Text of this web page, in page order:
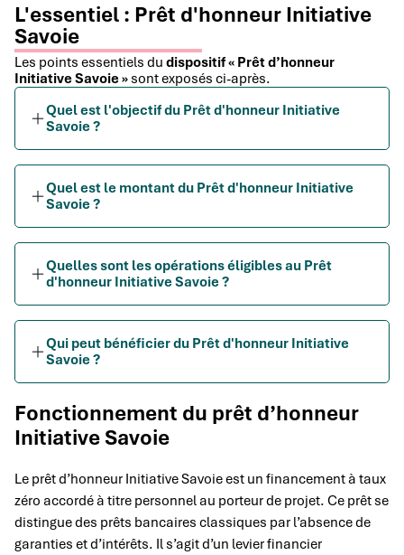
L'essentiel : Prêt d'honneur Initiative
Savoie
Les points essentiels du dispositif « Prêt d’honneur
Initiative Savoie » sont exposés ci-après.
Quel est l'objectif du Prêt d'honneur Initiative
Savoie ?
Quel est le montant du Prêt d'honneur Initiative
Savoie ?
Quelles sont les opérations éligibles au Prêt
d'honneur Initiative Savoie ?
Qui peut bénéficier du Prêt d'honneur Initiative
Savoie ?
Fonctionnement du prêt d’honneur
Initiative Savoie
Le prêt d’honneur Initiative Savoie est un financement à taux
zéro accordé à titre personnel au porteur de projet. Ce prêt se
distingue des prêts bancaires classiques par l’absence de
garanties et d’intérêts. Il s’agit d’un levier financier